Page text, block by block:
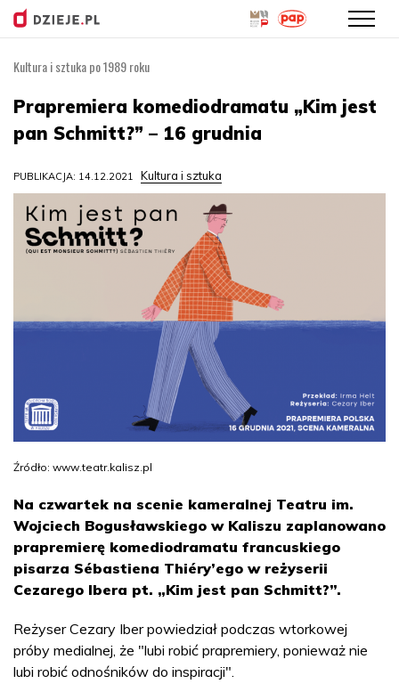
treści
Kultura i sztuka po 1989 roku
Prapremiera komediodramatu „Kim jest
pan Schmitt?” – 16 grudnia
PUBLIKACJA: 14.12.2021 Kultura i sztuka
Źródło: www.teatr.kalisz.pl
Na czwartek na scenie kameralnej Teatru im.
Wojciech Bogusławskiego w Kaliszu zaplanowano
prapremierę komediodramatu francuskiego
pisarza Sébastiena Thiéry’ego w reżyserii
Cezarego Ibera pt. „Kim jest pan Schmitt?”.
Reżyser Cezary Iber powiedział podczas wtorkowej
próby medialnej, że "lubi robić prapremiery, ponieważ nie
lubi robić odnośników do inspiracji".